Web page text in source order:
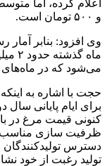
و ۵۰۰ تومان است.
ماه
می‌شود که در ماه‌های
حجت با اشاره به
برای ایام پایانی
کنونی قیمت مرغ در
ظرفیت سازی مناسب
دسترس
تولید رغبت از خود